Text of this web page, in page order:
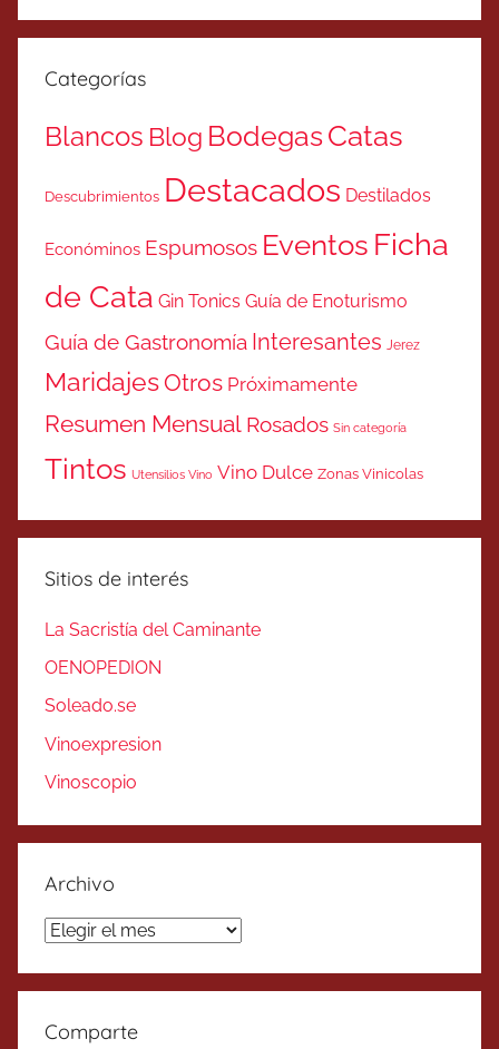
Categorías
Blancos Blog BodegasCatas
Descubrimientos Destacados Destilados
Económinos Espumosos Eventos Ficha
de Cata Gin Tonics Guía de Enoturismo
Guía de Gastronomía Interesantes Jerez
MaridajesOtros Próximamente
Resumen Mensual Rosados Sin categoría
Tintos Utensilios Vino Vino Dulce Zonas Vinicolas
Sitios de interés
La Sacristía del Caminante
OENOPEDION
Soleado.se
Vinoexpresion
Vinoscopio
Archivo
Archivo
Comparte